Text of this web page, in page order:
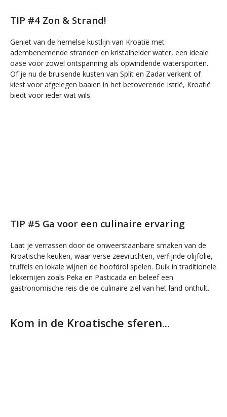
TIP #4 Zon & Strand!
Geniet van de hemelse kustlijn van Kroatië met
adembenemende stranden en kristalhelder water, een ideale
oase voor zowel ontspanning als opwindende watersporten.
Of je nu de bruisende kusten van Split en Zadar verkent of
kiest voor afgelegen baaien in het betoverende Istrië, Kroatië
biedt voor ieder wat wils.
TIP #5 Ga voor een culinaire ervaring
Laat je verrassen door de onweerstaanbare smaken van de
Kroatische keuken, waar verse zeevruchten, verfijnde olijfolie,
truffels en lokale wijnen de hoofdrol spelen. Duik in traditionele
lekkernijen zoals Peka en Pasticada en beleef een
gastronomische reis die de culinaire ziel van het land onthult.
Kom in de Kroatische sferen...